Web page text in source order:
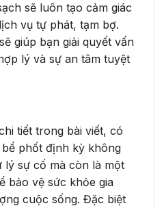
sẽ luôn tạo cảm giác
vụ tự phát, tạm bợ.
giúp bạn giải quyết vấn
lý và sự an tâm tuyệt
tiết trong bài viết, có
phốt định kỳ không
lý sự cố mà còn là một
bảo vệ sức khỏe gia
cuộc sống. Đặc biệt